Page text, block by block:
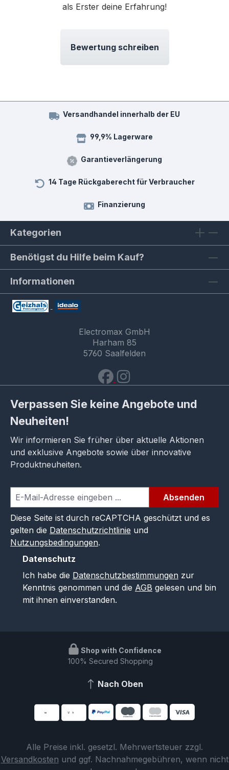
als Erster deine Erfahrung!
Bewertung schreiben
Versandhandel innerhalb der EU
99,9% Lagerware
Garantieverlängerung
14 Tage Rückgaberecht für Verbraucher
Finanzierung
Kategorien
Benötigst du Hilfe beim Kauf?
Informationen
Electromax GmbH
Harham 85
5760 Saalfelden
Verpassen Sie keine Angebote und
Neuheiten!
Wir informieren Sie früher über aktuelle Aktionen
und exklusive Angebote sowie über innovative
Produktneuheiten.
Absenden
Diese Seite ist durch reCAPTCHA geschützt und es
gelten die Datenschutzrichtlinie und
Nutzungsbedingungen.
Datenschutz
Ich habe die Datenschutzbestimmungen zur
Kenntnis genommen und die AGB gelesen und bin
mit ihnen einverstanden.
Shop with Confidence
100% Secured Shopping
Nach Oben
Alle Preise inkl. gesetzl. Mehrwertsteuer zzgl.
Versandkosten und ggf. Nachnahmegebühren, wenn nicht